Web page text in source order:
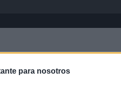
para nosotros
Inicio